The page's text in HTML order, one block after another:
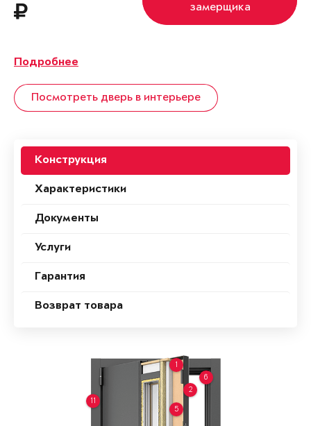
замерщика
Подробнее
Посмотреть дверь в интерьере
Конструкция
Характеристики
Документы
Услуги
Гарантия
Возврат товара
1
2
5
6
11